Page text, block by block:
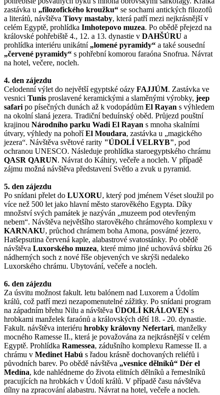
zastávka u „filozofického kroužku“ se sochami antických filozofů
a literátů, návštěva Tiovy mastaby, která patří mezi nejkrásnější v
celém Egyptě, prohlídka Imhotepovo muzea. Po obědě přejezd na
královské pohřebiště 4., 12. a 13. dynastie v DAHŠÚRU a
prohlídka interiéru unikátní „lomené pyramidy“ a také sousední
„červené pyramidy“ s pohřební komorou faraóna Snofrua. Návrat
na hotel, večere, nocleh.
4. den zájezdu
Celodenní výlet do největší egyptské oázy FAJJÚM. Zastávka ve
vesnici Tunis proslavené keramickými a slaměnými výrobky, jeep
safari po písečných dunách až k vodopádům El Rayan s výhledem
na okolní slaná jezera. Tradiční beduínský oběd. Průjezd pouštní
krajinou Národního parku Wadi El Rayan s mnoha skalními
útvary, výhledy na pohoříEl Moudara, zastávka u „magického
jezera“. Návštěva světové rarity "ÚDOLÍ VELRYB", pod
ochranou UNESCO. Následuje prohlídka staroegyptského chrámu
QASR QARUN. Návrat do Káhiry, večeře a nocleh. V případě
zájmu možná návštěva představení Světlo a zvuk u pyramid.
5. den zájezdu
Po snídani přelet do LUXORU, který pod jménem Véset sloužil po
více než 500 let jako hlavní město starověkého Egypta. Díky
množství svých památek je nazýván „muzeem pod otevřeným
nebem“. Návštěva největšího starověkého chrámového komplexu v
KARNAKU, průchod chrámem boha Amona, posvátné jezero,
Hatšepsutina červená kaple, alabastrové svatostánky. Po obědě
návštěva Luxorského muzea, které mimo jiné uchovává sbírku 26
nádherných soch z nové říše objevených ve skrýši nedaleko
Luxorského chrámu. Ubytování, večeře a nocleh.
6. den zájezdu
Za úsvitu možnost fakult. letu balónem nad Luxorem a Údolím
králů, což patří mezi nezapomenutelné zážitky. Po snídani program
na západním břehu Nilu a návštěva ÚDOLÍ KRÁLOVEN s
hrobkami manželek faraónů a královských dětí 18. - 20. dynastie.
Fakult. návštěva interiéru hrobky královny Nefertari, manželky
mocného Ramesse II., která je považována za nejkrásnější v celém
Egyptě. Prohlídka Ramessea, zádušního komplexu Ramesse II. a
chrámu v Medinet Habú s řadou krásně dochovaných reliéfů i
původních barev. Po obědě návštěva „vesnice dělníků“ Dér el
Medína, kde nahlédneme do života elitních dělníků a řemeslníků
pracujících na hrobkách v Údolí králů. V případě času návštěva
dílny na zpracování alabastru. Návrat na hotel, večeře a nocleh.